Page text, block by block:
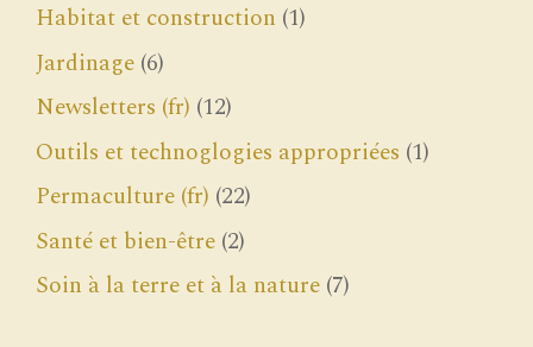
Habitat et construction (1)
Jardinage (6)
Newsletters (fr) (12)
Outils et technoglogies appropriées (1)
Permaculture (fr) (22)
Santé et bien-être (2)
Soin à la terre et à la nature (7)